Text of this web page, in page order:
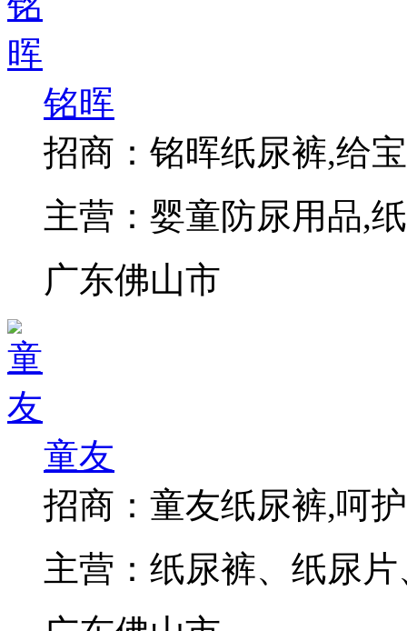
铭晖
招商： 铭晖纸尿裤,给
主营： 婴童防尿用品,
广东佛山市
童友
招商： 童友纸尿裤,呵
主营： 纸尿裤、纸尿